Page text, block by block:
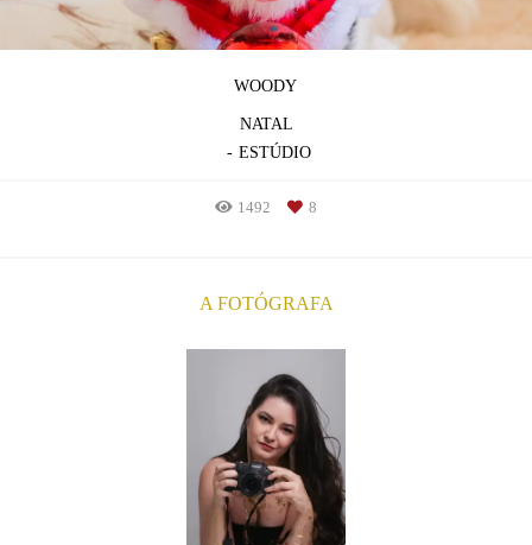
WOODY
NATAL
ESTÚDIO
1492 8
A FOTÓGRAFA